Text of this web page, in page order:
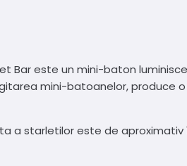
Bar este un mini-baton
mini-batoanelor, produce
a starletilor este de aproximativ